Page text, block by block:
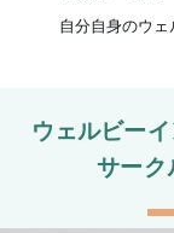
自分自身のウェ
ウェルビー
サーク